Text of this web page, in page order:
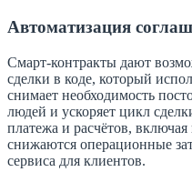
Автоматизация
Смарт-контракты дают
сделки в коде, который
снимает необходимость
людей и ускоряет цикл
платежа и расчётов,
снижаются операционные
сервиса для клиентов.